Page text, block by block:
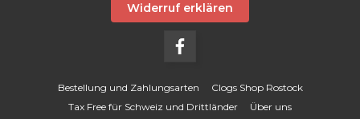
Widerruf erklären
Bestellung und Zahlungsarten
Clogs Shop Rostock
Tax Free für Schweiz und Drittländer
Über uns